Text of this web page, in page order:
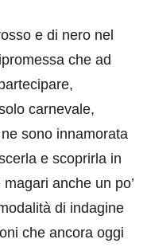
e di nero nel
che ad
carnevale,
sono innamorata
e scoprirla in
anche un po’
di indagine
che ancora oggi